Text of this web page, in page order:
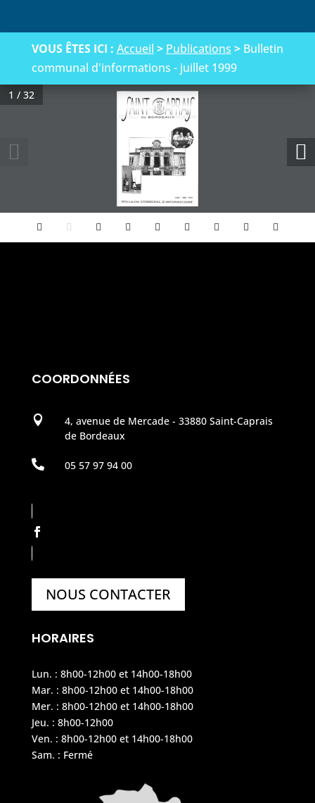
VOUS ÊTES ICI : Accueil > Publications > Bulletin
communal d'informations - juillet 1999
1 / 32
COORDONNÉES

4, avenue de Mercade - 33880 Saint-Caprais
de Bordeaux
 05 57 97 94 00
NOUS CONTACTER
HORAIRES
Lun. : 8h00-12h00 et 14h00-18h00
Mar. : 8h00-12h00 et 14h00-18h00
Mer. : 8h00-12h00 et 14h00-18h00
Jeu. : 8h00-12h00
Ven. : 8h00-12h00 et 14h00-18h00
Sam. : Fermé